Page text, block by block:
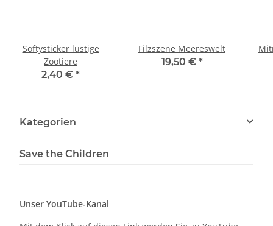
Softysticker lustige
Zootiere
2,40 € *
Filzszene Meereswelt
19,50 € *
Kategorien
Save the Children
Unser YouTube-Kanal